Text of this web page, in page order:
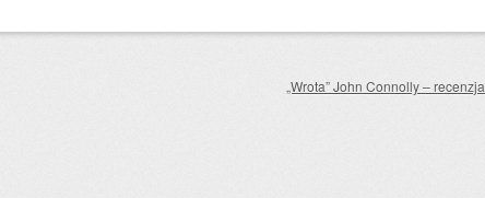
„Wrota” John Connolly – recenzja